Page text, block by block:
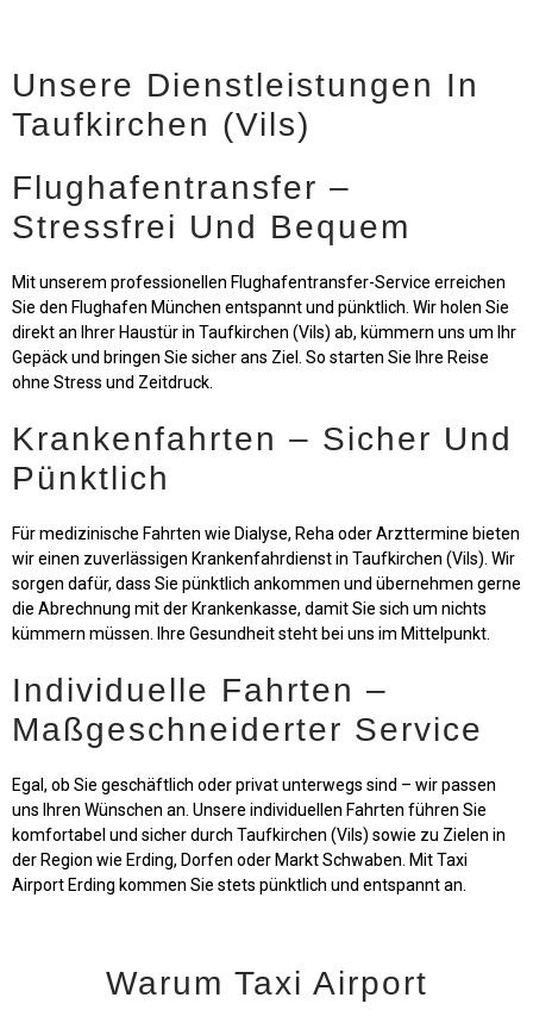
Unsere Dienstleistungen In
Taufkirchen (Vils)
Flughafentransfer –
Stressfrei Und Bequem
Mit unserem professionellen Flughafentransfer-Service erreichen
Sie den Flughafen München entspannt und pünktlich. Wir holen Sie
direkt an Ihrer Haustür in Taufkirchen (Vils) ab, kümmern uns um Ihr
Gepäck und bringen Sie sicher ans Ziel. So starten Sie Ihre Reise
ohne Stress und Zeitdruck.
Krankenfahrten – Sicher Und
Pünktlich
Für medizinische Fahrten wie Dialyse, Reha oder Arzttermine bieten
wir einen zuverlässigen Krankenfahrdienst in Taufkirchen (Vils). Wir
sorgen dafür, dass Sie pünktlich ankommen und übernehmen gerne
die Abrechnung mit der Krankenkasse, damit Sie sich um nichts
kümmern müssen. Ihre Gesundheit steht bei uns im Mittelpunkt.
Individuelle Fahrten –
Maßgeschneiderter Service
Egal, ob Sie geschäftlich oder privat unterwegs sind – wir passen
uns Ihren Wünschen an. Unsere individuellen Fahrten führen Sie
komfortabel und sicher durch Taufkirchen (Vils) sowie zu Zielen in
der Region wie Erding, Dorfen oder Markt Schwaben. Mit Taxi
Airport Erding kommen Sie stets pünktlich und entspannt an.
Warum Taxi Airport